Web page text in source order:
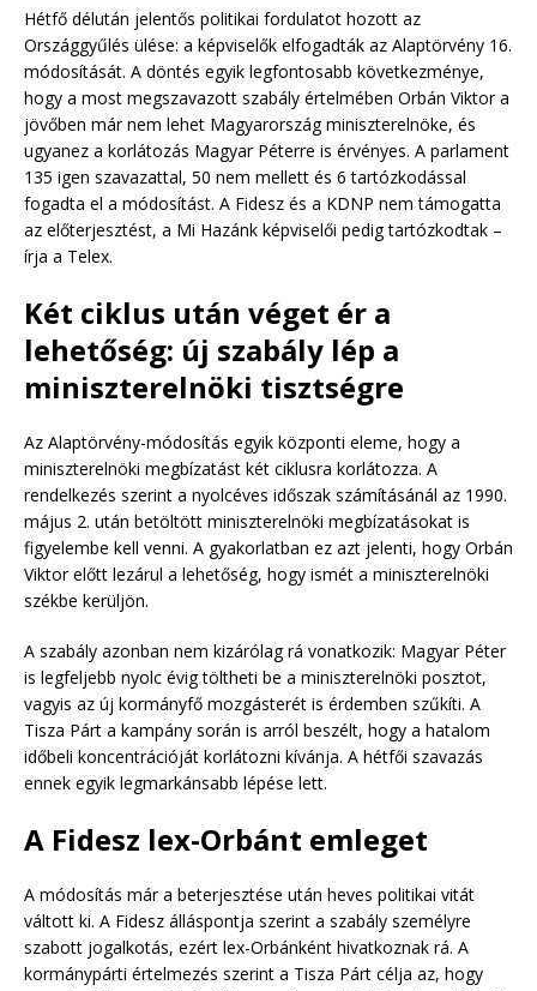
Hétfő délután jelentős politikai fordulatot hozott az
Országgyűlés ülése: a képviselők elfogadták az Alaptörvény 16.
módosítását. A döntés egyik legfontosabb következménye,
hogy a most megszavazott szabály értelmében Orbán Viktor a
jövőben már nem lehet Magyarország miniszterelnöke, és
ugyanez a korlátozás Magyar Péterre is érvényes. A parlament
135 igen szavazattal, 50 nem mellett és 6 tartózkodással
fogadta el a módosítást. A Fidesz és a KDNP nem támogatta
az előterjesztést, a Mi Hazánk képviselői pedig tartózkodtak –
írja a Telex.
Két ciklus után véget ér a
lehetőség: új szabály lép a
miniszterelnöki tisztségre
Az Alaptörvény-módosítás egyik központi eleme, hogy a
miniszterelnöki megbízatást két ciklusra korlátozza. A
rendelkezés szerint a nyolcéves időszak számításánál az 1990.
május 2. után betöltött miniszterelnöki megbízatásokat is
figyelembe kell venni. A gyakorlatban ez azt jelenti, hogy Orbán
Viktor előtt lezárul a lehetőség, hogy ismét a miniszterelnöki
székbe kerüljön.
A szabály azonban nem kizárólag rá vonatkozik: Magyar Péter
is legfeljebb nyolc évig töltheti be a miniszterelnöki posztot,
vagyis az új kormányfő mozgásterét is érdemben szűkíti. A
Tisza Párt a kampány során is arról beszélt, hogy a hatalom
időbeli koncentrációját korlátozni kívánja. A hétfői szavazás
ennek egyik legmarkánsabb lépése lett.
A Fidesz lex-Orbánt emleget
A módosítás már a beterjesztése után heves politikai vitát
váltott ki. A Fidesz álláspontja szerint a szabály személyre
szabott jogalkotás, ezért lex-Orbánként hivatkoznak rá. A
kormánypárti értelmezés szerint a Tisza Párt célja az, hogy